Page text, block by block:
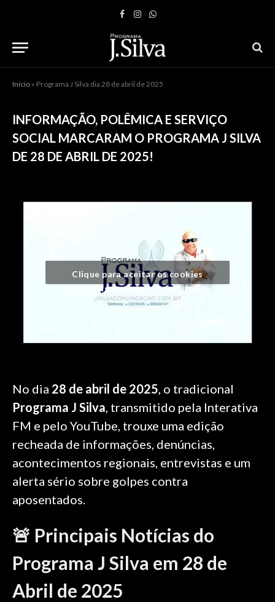
Facebook
Instagram
WhatsApp
Início » Programa J Silva dia 28 de abril de 2025
INFORMAÇÃO, POLÊMICA E SERVIÇO
SOCIAL MARCARAM O PROGRAMA J SILVA
DE 28 DE ABRIL DE 2025!
Clique para aceitar os cookies
marketing e ativar este conteúdo
No dia 28 de abril de 2025, o tradicional
Programa J Silva, transmitido pela Interativa
FM e pelo YouTube, trouxe uma edição
recheada de informações, denúncias,
acontecimentos regionais, entrevistas e um
alerta sério sobre golpes contra
aposentados.
🚨 Principais Notícias do
Programa J Silva em 28 de
Abril de 2025